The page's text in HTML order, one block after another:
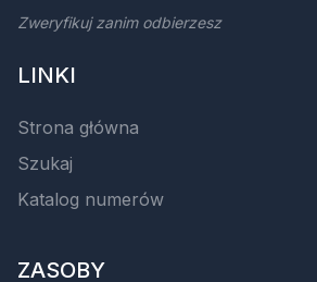
Zweryfikuj zanim odbierzesz
LINKI
Strona główna
Szukaj
Katalog numerów
ZASOBY